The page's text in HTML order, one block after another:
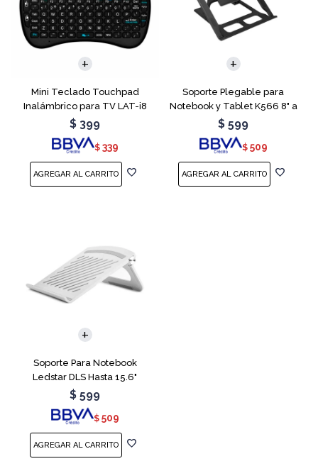
Mini Teclado Touchpad
Inalámbrico para TV LAT-i8
$ 399
$ 339
Soporte Plegable para
Notebook y Tablet K566 8" a
15.6"
$ 599
$ 509
Soporte Para Notebook
Ledstar DLS Hasta 15.6"
$ 599
$ 509